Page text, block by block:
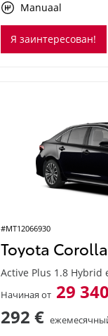
Manuaal
Я заинтересован!
#MT12066930
Toyota
Active Plus 1.8 Hybrid
Начиная от 29
292 €